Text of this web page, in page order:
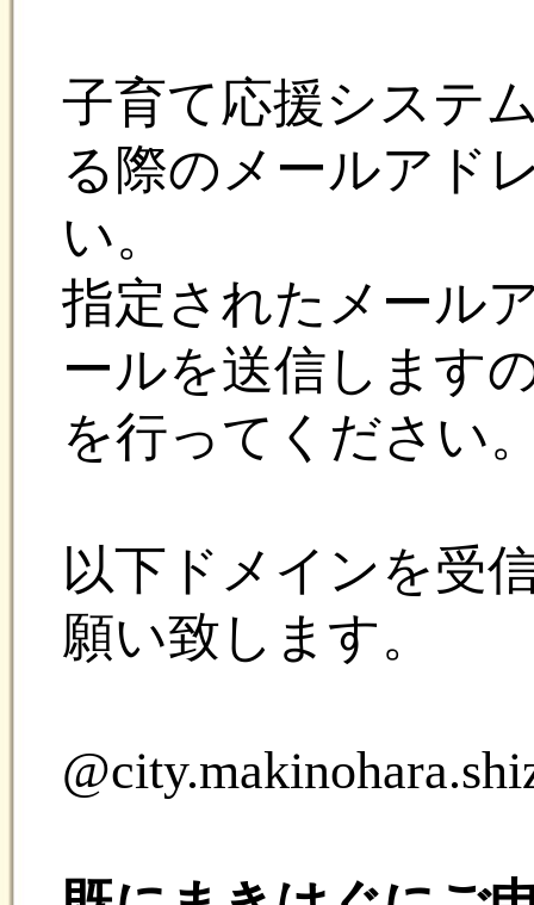
ールを送信しますので
を行ってください。
以下ドメインを受信で
願い致します。
方は、こちらからは申
ご家族の方の追加登録
メールアドレス変更の場
メニュー＞ふぁみりー